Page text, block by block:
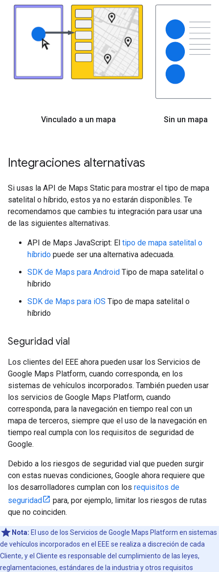
Vinculado a un mapa Sin un mapa
Integraciones alternativas
Si usas la API de Maps Static para mostrar el tipo de mapa
satelital o híbrido, estos ya no estarán disponibles. Te
recomendamos que cambies tu integración para usar una
de las siguientes alternativas.
API de Maps JavaScript: El tipo de mapa satelital o
híbrido puede ser una alternativa adecuada.
SDK de Maps para Android Tipo de mapa satelital o
híbrido
SDK de Maps para iOS Tipo de mapa satelital o
híbrido
Seguridad vial
Los clientes del EEE ahora pueden usar los Servicios de
Google Maps Platform, cuando corresponda, en los
sistemas de vehículos incorporados. También pueden usar
los servicios de Google Maps Platform, cuando
corresponda, para la navegación en tiempo real con un
mapa de terceros, siempre que el uso de la navegación en
tiempo real cumpla con los requisitos de seguridad de
Google.
Debido a los riesgos de seguridad vial que pueden surgir
con estas nuevas condiciones, Google ahora requiere que
los desarrolladores cumplan con los requisitos de
seguridad
para, por ejemplo, limitar los riesgos de rutas
que no coinciden.
Nota: El uso de los Servicios de Google Maps Platform en sistemas
de vehículos incorporados en el EEE se realiza a discreción de cada
Cliente, y el Cliente es responsable del cumplimiento de las leyes,
reglamentaciones, estándares de la industria y otros requisitos